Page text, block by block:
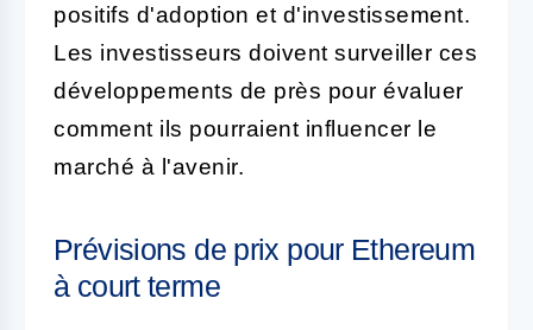
positifs d'adoption et d'investissement.
Les investisseurs doivent surveiller ces
développements de près pour évaluer
comment ils pourraient influencer le
marché à l'avenir.
Prévisions de prix pour Ethereum
à court terme